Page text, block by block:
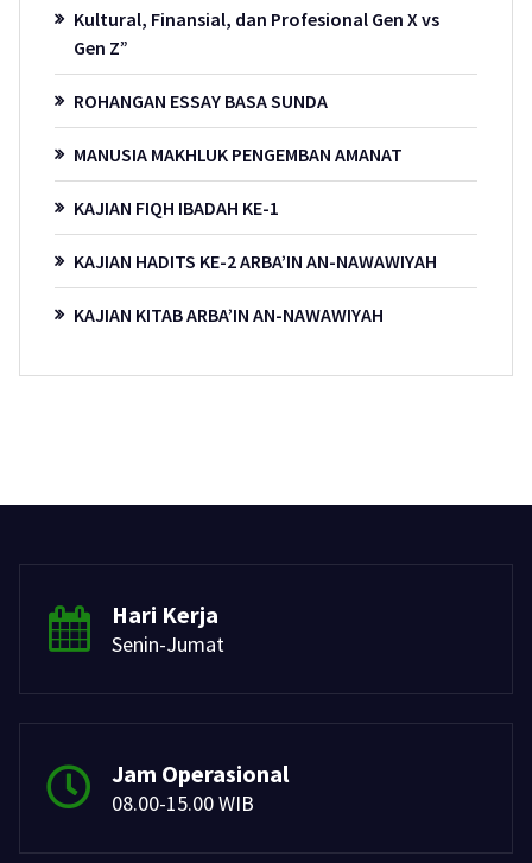
Kultural, Finansial, dan Profesional Gen X vs
Gen Z”
ROHANGAN ESSAY BASA SUNDA
MANUSIA MAKHLUK PENGEMBAN AMANAT
KAJIAN FIQH IBADAH KE-1
KAJIAN HADITS KE-2 ARBA’IN AN-NAWAWIYAH
KAJIAN KITAB ARBA’IN AN-NAWAWIYAH
Hari Kerja
Senin-Jumat
Jam Operasional
08.00-15.00 WIB